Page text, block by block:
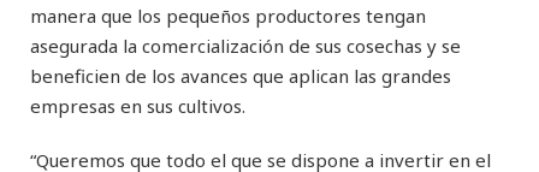
manera que los pequeños productores tengan
asegurada la comercialización de sus cosechas y se
beneficien de los avances que aplican las grandes
empresas en sus cultivos.
“Queremos que todo el que se dispone a invertir en el